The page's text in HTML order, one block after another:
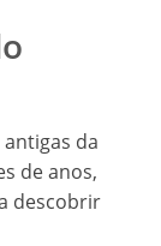
da
de anos,
descobrir